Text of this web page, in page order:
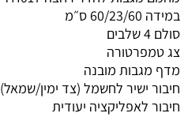
במידה 60/23/60 ס״מ
סולם 4 שלבים
צג טמפרטורה
מדף מגבות מובנה
חיבור ישיר לחשמל (צד ימין/שמאל)
חיבור לאפליקציה יעודית